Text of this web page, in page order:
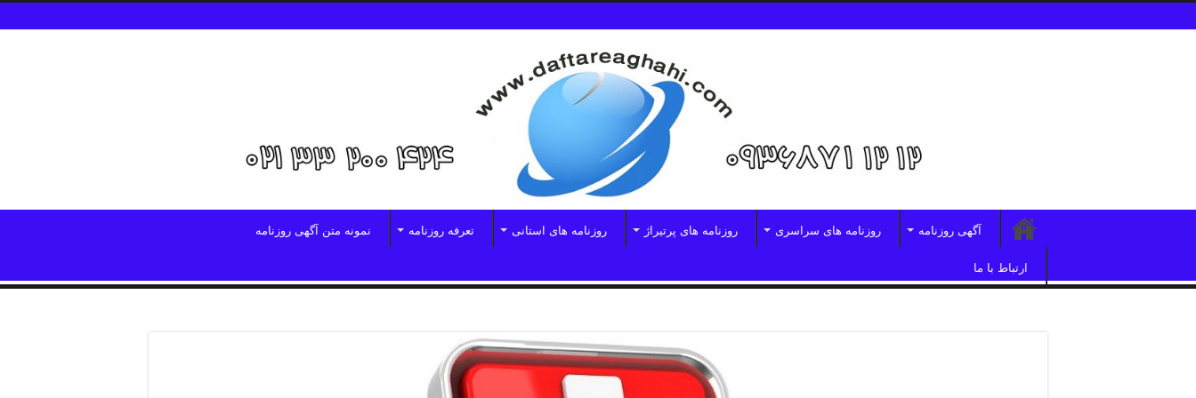
آگهی روزنامه روزنامه های سراسری روزنامه های پرتیراژ روزنامه های استانی تعرفه روزنامه نمونه متن آگهی روزنامه
ارتباط با ما